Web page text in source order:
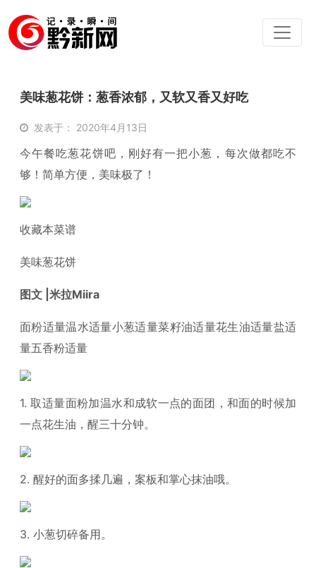
美味葱花饼：葱香浓郁，又软又香又好吃
发表于： 2020年4月13日
今午餐吃葱花饼吧，刚好有一把小葱，每次做都吃不
够！简单方便，美味极了！
收藏本菜谱
美味葱花饼
图文 | 米拉Miira
面粉适量温水适量小葱适量菜籽油适量花生油适量盐适
量五香粉适量
1. 取适量面粉加温水和成软一点的面团，和面的时候加
一点花生油，醒三十分钟。
2. 醒好的面多揉几遍，案板和掌心抹油哦。
3. 小葱切碎备用。